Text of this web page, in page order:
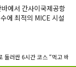
에서 간사이국제공항
에 최적의 MICE 시설
둘러싼 6시간 코스 “먹고 배